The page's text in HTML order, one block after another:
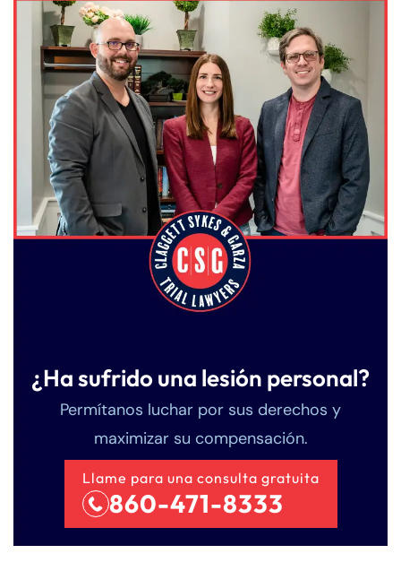
¿Ha sufrido una lesión personal?
Permítanos luchar por sus derechos y
maximizar su compensación.
Llame para una consulta gratuita
860-471-8333